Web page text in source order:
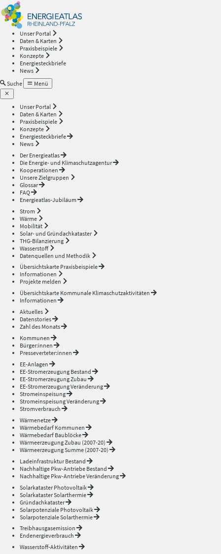
Unser Portal
Daten & Karten
Praxisbeispiele
Konzepte
Energiesteckbriefe
News
Suche
Menü
Unser Portal
Daten & Karten
Praxisbeispiele
Konzepte
Energiesteckbriefe
News
Der Energieatlas
Die Energie- und Klimaschutzagentur
Kooperationen
Unsere Zielgruppen
Glossar
FAQ
Energieatlas-Jubiläum
Strom
Wärme
Mobilität
Solar- und Gründachkataster
THG-Bilanzierung
Wasserstoff
Datenquellen und Methodik
Übersichtskarte Praxisbeispiele
Informationen
Projekte melden
Übersichtskarte Kommunale Klimaschutzaktivitäten
Informationen
Aktuelles
Datenstories
Zahl des Monats
Kommunen
Bürger:innen
Presseverteter:innen
EE-Anlagen
EE-Stromerzeugung Bestand
EE-Stromerzeugung Zubau
EE-Stromerzeugung Veränderung
Stromeinspeisung
Stromeinspeisung Veränderung
Stromverbrauch
Wärmenetze
Wärmebedarf Kommunen
Wärmebedarf Baublöcke
Wärmeerzeugung Zubau (2007-20)
Wärmeerzeugung Summe (2007-20)
Ladeinfrastruktur Bestand
Nachhaltige Pkw-Antriebe Bestand
Nachhaltige Pkw-Antriebe Veränderung
Solarkataster Photovoltaik
Solarkataster Solarthermie
Gründachkataster
Solarpotenziale Photovoltaik
Solarpotenziale Solarthermie
Treibhausgasemission
Endenergieverbrauch
Wasserstoff-Aktivitäten